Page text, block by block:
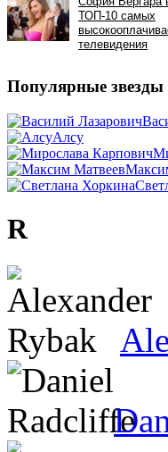
Популярные звезды
Алсу
R